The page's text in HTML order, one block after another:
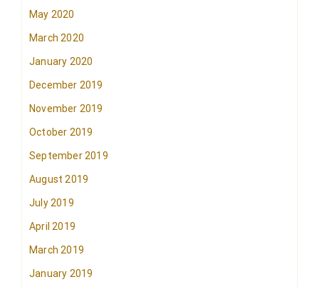
May 2020
March 2020
January 2020
December 2019
November 2019
October 2019
September 2019
August 2019
July 2019
April 2019
March 2019
January 2019